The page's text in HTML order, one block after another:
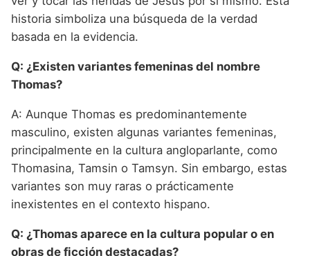
historia simboliza una búsqueda de la verdad
basada en la evidencia.
Q: ¿Existen variantes femeninas del nombre
Thomas?
A: Aunque Thomas es predominantemente
masculino, existen algunas variantes femeninas,
principalmente en la cultura angloparlante, como
Thomasina, Tamsin o Tamsyn. Sin embargo, estas
variantes son muy raras o prácticamente
inexistentes en el contexto hispano.
Q: ¿Thomas aparece en la cultura popular o en
obras de ficción destacadas?